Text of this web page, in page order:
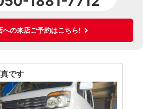
への来店ご予約はこちら!
です